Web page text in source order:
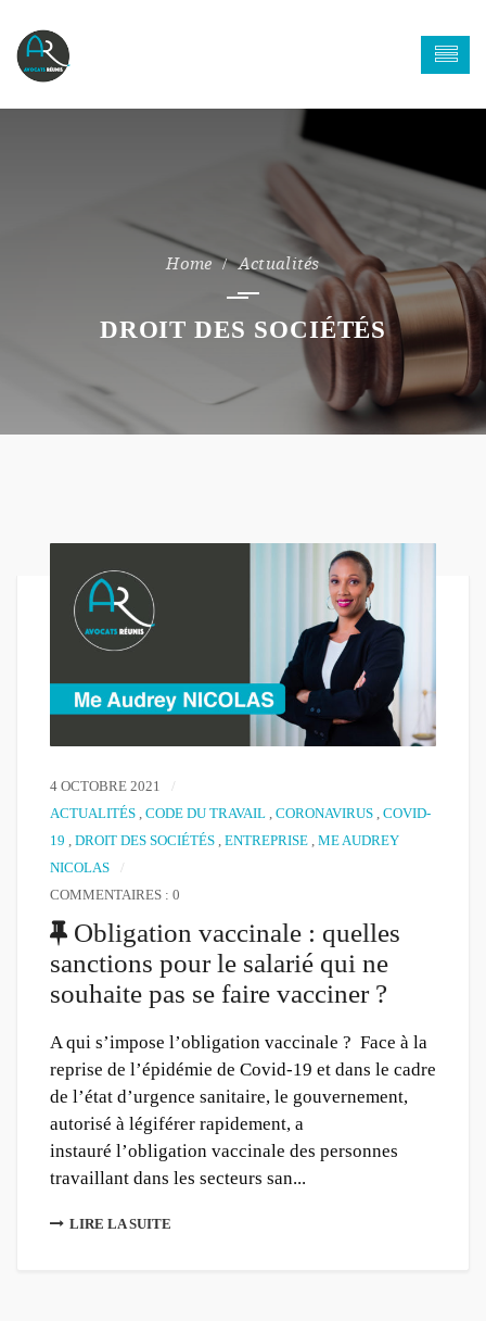
Actualités
DROIT DES SOCIÉTÉS
4 OCTOBRE 2021
ACTUALITÉS , CODE DU TRAVAIL , CORONAVIRUS , COVID-
19 , DROIT DES SOCIÉTÉS , ENTREPRISE , ME AUDREY
NICOLAS
COMMENTAIRES : 0
Obligation vaccinale : quelles
sanctions pour le salarié qui ne
souhaite pas se faire vacciner ?
A qui s’impose l’obligation vaccinale ? Face à la
reprise de l’épidémie de Covid-19 et dans le cadre
de l’état d’urgence sanitaire, le gouvernement,
autorisé à légiférer rapidement, a
instauré l’obligation vaccinale des personnes
travaillant dans les secteurs san...
LIRE LA SUITE